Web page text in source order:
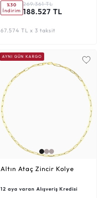
%30
İndirim
269.361 TL
188.527 TL
67.574 TL x 3 taksit
AYNI GÜN KARGO
Altın Ataç Zincir Kolye
12 aya varan Alışveriş Kredisi